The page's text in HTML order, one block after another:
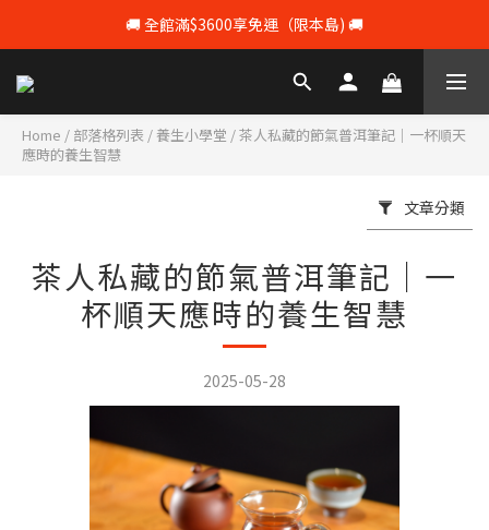
💰 註冊會員即享100元購物 💰
🚚 全館滿$3600享免運（限本島) 🚚
💰 註冊會員即享100元購物 💰
Home / 部落格列表 / 養生小學堂 /茶人私藏的節氣普洱筆記｜一杯順天
應時的養生智慧
文章分類
茶人私藏的節氣普洱筆記｜一
杯順天應時的養生智慧
2025-05-28